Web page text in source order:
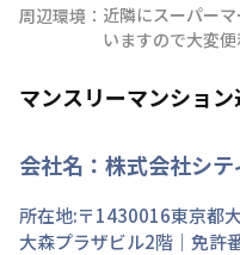
周辺環境： 近隣にスーパー
いますので大変便
マンスリーマンショ
会社名： 株式会社シ
所在地:〒1430016東京都
大森プラザビル2階 ｜免許